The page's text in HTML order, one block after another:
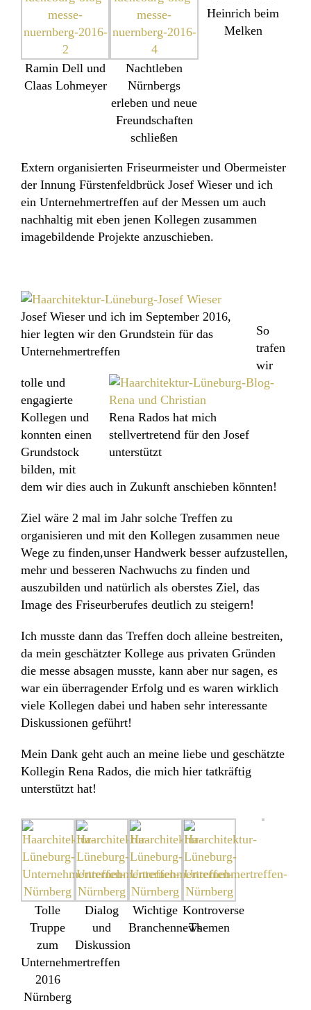
Ramin Dell und
Claas Lohmeyer
Nachtleben
Nürnbergs
erleben und neue
Freundschaften
schließen
Heinrich beim
Melken
Extern organisierten Friseurmeister und Obermeister
der Innung Fürstenfeldbrück Josef Wieser und ich
ein Unternehmertreffen auf der Messen um auch
nachhaltig mit eben jenen Kollegen zusammen
imagebildende Projekte anzuschieben.
Josef Wieser und ich im September 2016,
hier legten wir den Grundstein für das
Unternehmertreffen
Rena Rados hat mich
stellvertretend für den Josef
unterstützt
So
trafen
wir
tolle und
engagierte
Kollegen und
konnten einen
Grundstock
bilden, mit
dem wir dies auch in Zukunft anschieben könnten!
Ziel wäre 2 mal im Jahr solche Treffen zu
organisieren und mit den Kollegen zusammen neue
Wege zu finden,unser Handwerk besser aufzustellen,
mehr und besseren Nachwuchs zu finden und
auszubilden und natürlich als oberstes Ziel, das
Image des Friseurberufes deutlich zu steigern!
Ich musste dann das Treffen doch alleine bestreiten,
da mein geschätzter Kollege aus privaten Gründen
die messe absagen musste, kann aber nur sagen, es
war ein überragender Erfolg und es waren wirklich
viele Kollegen dabei und haben sehr interessante
Diskussionen geführt!
Mein Dank geht auch an meine liebe und geschätzte
Kollegin Rena Rados, die mich hier tatkräftig
unterstützt hat!
Tolle
Truppe
zum
Unternehmertreffen
2016
Nürnberg
Dialog
und
Diskussion
Wichtige
Branchennews
Kontroverse
Themen